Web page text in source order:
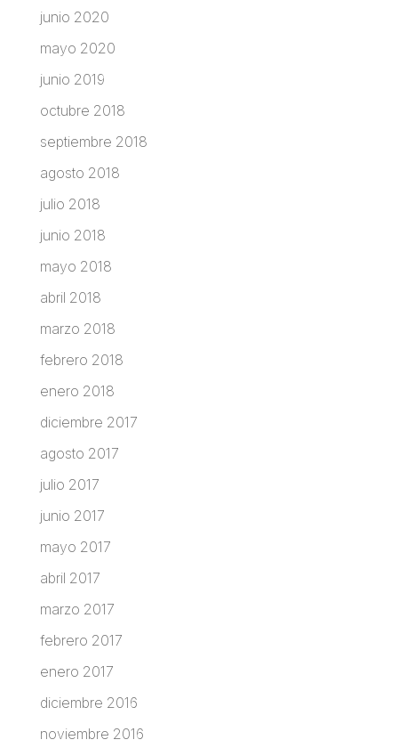
junio 2020
mayo 2020
junio 2019
octubre 2018
septiembre 2018
agosto 2018
julio 2018
junio 2018
mayo 2018
abril 2018
marzo 2018
febrero 2018
enero 2018
diciembre 2017
agosto 2017
julio 2017
junio 2017
mayo 2017
abril 2017
marzo 2017
febrero 2017
enero 2017
diciembre 2016
noviembre 2016